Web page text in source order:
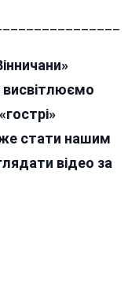
висвітлюємо
стати нашим
відео за